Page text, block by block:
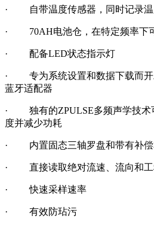
· 自带温度传感器，同时记录温
· 70AH电池仓，在特定频率下可
· 配备LED状态指示灯
· 专为系统设置和数据下载而开
蓝牙适配器
· 独有的ZPULSE多频声学技术
度并减少功耗
· 内置固态三轴罗盘和带有补偿
· 直接读取绝对流速、流向和工
· 快速采样速率
· 有效防玷污